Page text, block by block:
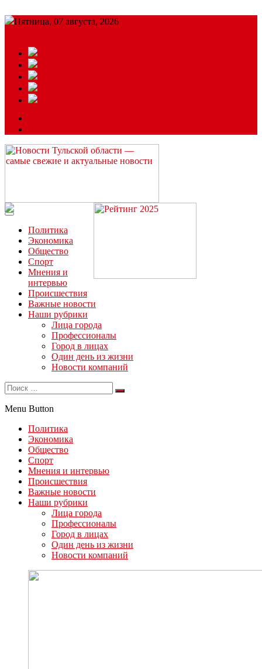
Пятница, 07 августа, 2026
Читайте последние новости дня в Тульской области на сайте
“ЗаНовомосковск”
Политика
Экономика
Общество
Спорт
Мнения и
интервью
Происшествия
Важные новости
Наши рубрики
Лица города
Профессионалы
Город в лицах
Один день из жизни
Новости компаний
Menu Button
Политика
Экономика
Общество
Спорт
Мнения и интервью
Происшествия
Важные новости
Наши рубрики
Лица города
Профессионалы
Город в лицах
Один день из жизни
Новости компаний